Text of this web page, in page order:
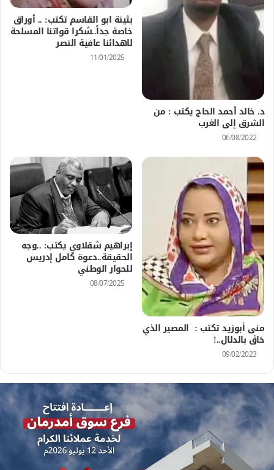
د. خالد أحمد الحاج يكتب : من
الشرق إلى الغرب
06/08/2022
بثينة ابو القاسم تكتب: .. أوراق
خاصة جداً..شكرا قواتنا المسلحة
لاهدائنا عافية النصر
11/01/2025
منى أبوزيد تكتب : المصير الذي
حَاقَ بالدلال..!
09/02/2023
إبراهيم شقلاوي يكتب: ..وجه
الحقيقة..دعوة كامل إدريس
للحوار الوطني
08/07/2025